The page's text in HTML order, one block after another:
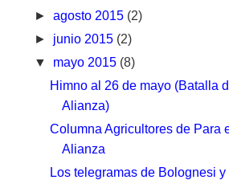
► agosto 2015 (2)
► junio 2015 (2)
▼ mayo 2015 (8)
Himno al 26 de mayo (Batalla
Alianza)
Columna Agricultores de Para
Alianza
Los telegramas de Bolognesi